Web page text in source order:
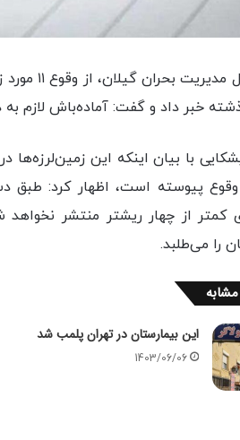
ایسنا:
با بیان اینکه این
وقوع پیوسته است، اظهار کرد: طبق
کمتر از چهار ریشتر منتشر نخواهد
را می طلبد.
این بیمارستان در تهران پلمب شد
1403/06/06